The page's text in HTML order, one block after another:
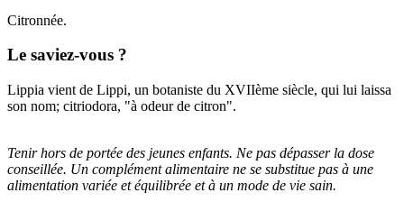
Citronnée.
Le saviez-vous ?
Lippia vient de Lippi, un botaniste du XVIIème siècle, qui lui laissa
son nom; citriodora, "à odeur de citron".
Tenir hors de portée des jeunes enfants. Ne pas dépasser la dose
conseillée. Un complément alimentaire ne se substitue pas à une
alimentation variée et équilibrée et à un mode de vie sain.